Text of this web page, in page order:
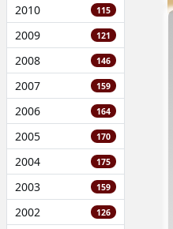
2010 115
2009 121
2008 146
2007 159
2006 164
2005 170
2004 175
2003 159
2002 126